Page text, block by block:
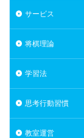
サービス
将棋理論
学習法
思考行動習慣
教室運営